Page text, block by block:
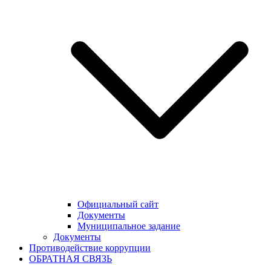
Официальный сайт
Документы
Муниципальное задание
Документы
Противодействие коррупции
ОБРАТНАЯ СВЯЗЬ